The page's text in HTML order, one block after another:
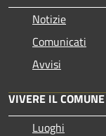
Notizie
Comunicati
Avvisi
VIVERE IL COMUNE
Luoghi